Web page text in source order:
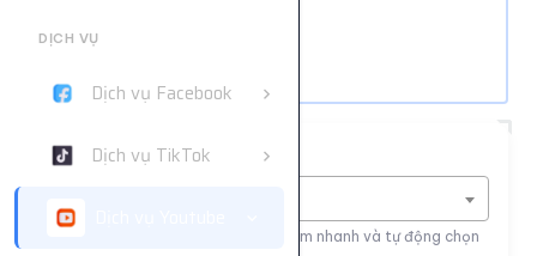
DỊCH VỤ
Dịch vụ Facebook
Dịch vụ TikTok
Tìm nhanh dịch vụ
Nhập tên hoặc ID dịch vụ để tìm kiếm nhanh và tự động chọn